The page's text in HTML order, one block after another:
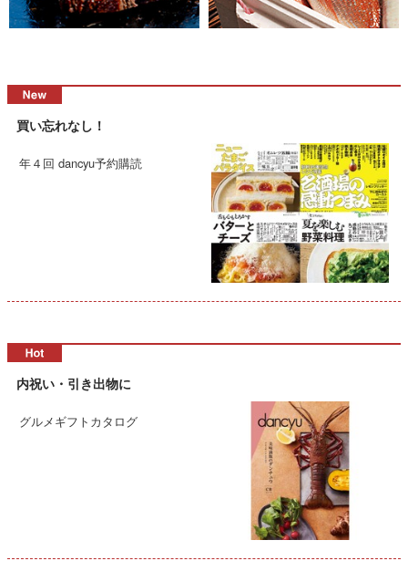
買い忘れなし！
年４回 dancyu予約購読
内祝い・引き出物に
グルメギフトカタログ